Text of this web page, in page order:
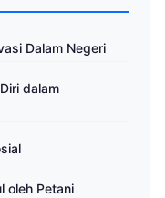
Dalam Negeri
dalam
oleh Petani